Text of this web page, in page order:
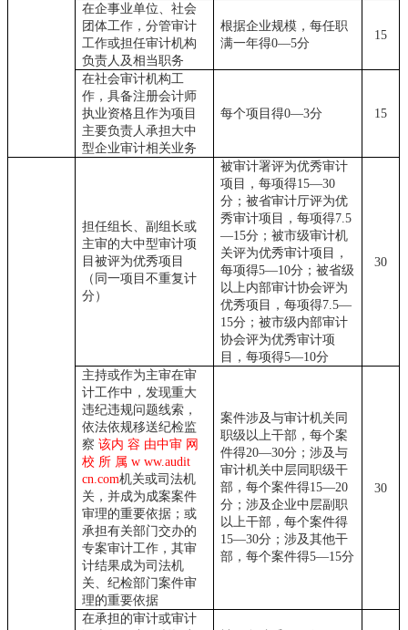
在企事业单位、社会
团体工作，分管审计
工作或担任审计机构
负责人及相当职务
根据企业规模，每任职
满一年得0—5分
15
在社会审计机构工
作，具备注册会计师
执业资格且作为项目
主要负责人承担大中
型企业审计相关业务
每个项目得0—3分 15
担任组长、副组长或
主审的大中型审计项
目被评为优秀项目
（同一项目不重复计
分）
被审计署评为优秀审计
项目，每项得15—30
分；被省审计厅评为优
秀审计项目，每项得7.5
—15分；被市级审计机
关评为优秀审计项目，
每项得5—10分；被省级
以上内部审计协会评为
优秀项目，每项得7.5—
15分；被市级内部审计
协会评为优秀审计项
目，每项得5—10分
30
主持或作为主审在审
计工作中，发现重大
违纪违规问题线索，
依法依规移送纪检监
察 该内 容 由中审 网
校 所 属 w ww.audit
cn.com机关或司法机
关，并成为成案案件
审理的重要依据；或
承担有关部门交办的
专案审计工作，其审
计结果成为司法机
关、纪检部门案件审
理的重要依据
案件涉及与审计机关同
职级以上干部，每个案
件得20—30分；涉及与
审计机关中层同职级干
部，每个案件得15—20
分；涉及企业中层副职
以上干部，每个案件得
15—30分；涉及其他干
部，每个案件得5—15分
30
在承担的审计或审计